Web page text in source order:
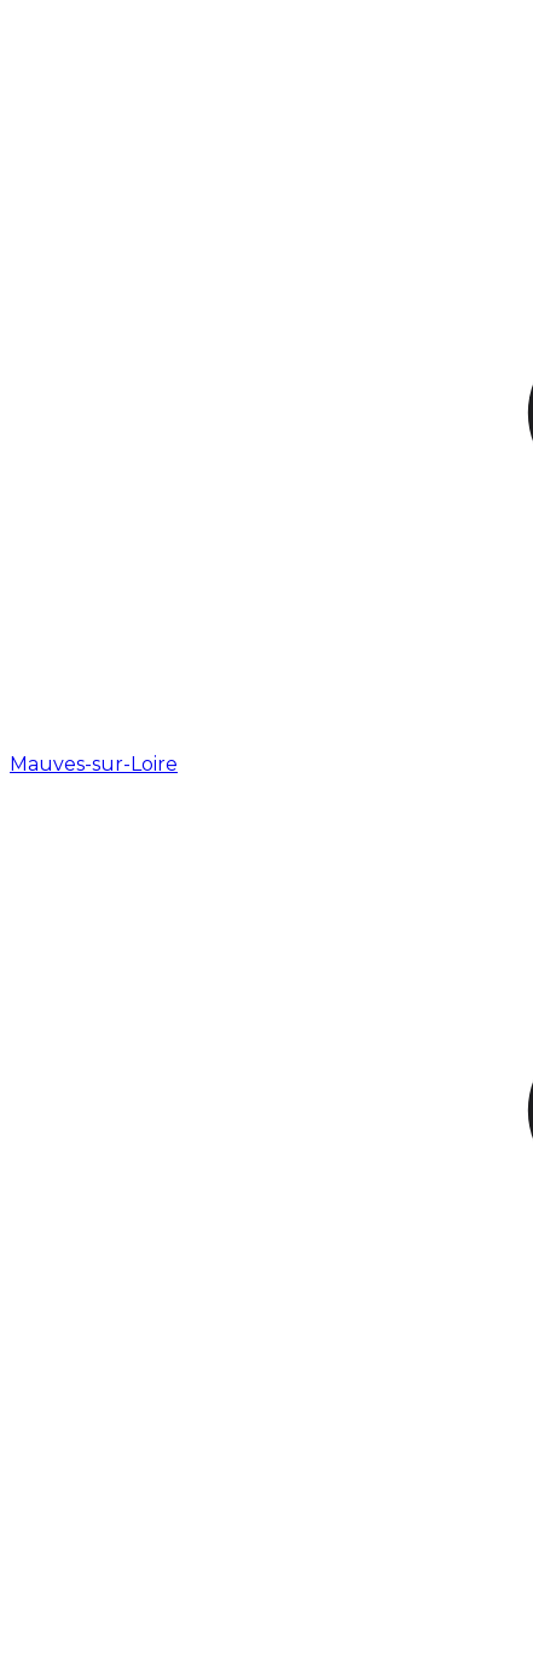
Mauves-sur-Loire